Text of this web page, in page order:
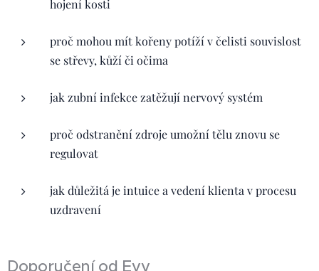
hojení kosti
proč mohou mít kořeny potíží v čelisti souvislost
se střevy, kůží či očima
jak zubní infekce zatěžují nervový systém
proč odstranění zdroje umožní tělu znovu se
regulovat
jak důležitá je intuice a vedení klienta v procesu
uzdravení
Doporučení od Evy